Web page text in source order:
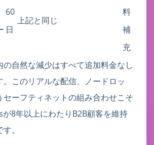
60
日
上記と同じ
料
補
充
の自然な減少はすべて追加料金なし
。このリアルな配信、ノードロッ
セーフティネットの組み合わせこそ
8年以上にわたりB2B顧客を維持
。